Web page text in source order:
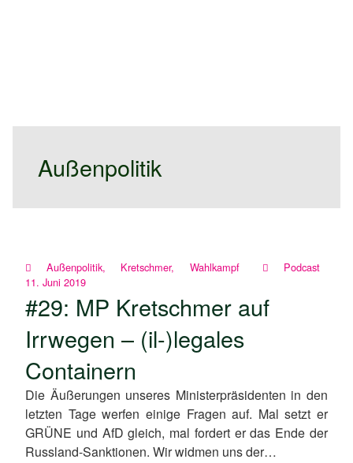
Außenpolitik
Außenpolitik, Kretschmer, Wahlkampf
Podcast
11. Juni 2019
#29: MP Kretschmer auf
Irrwegen – (il-)legales
Containern
Die Äußerungen unseres Ministerpräsidenten in den
letzten Tage werfen einige Fragen auf. Mal setzt er
GRÜNE und AfD gleich, mal fordert er das Ende der
Russland-Sanktionen. Wir widmen uns der…